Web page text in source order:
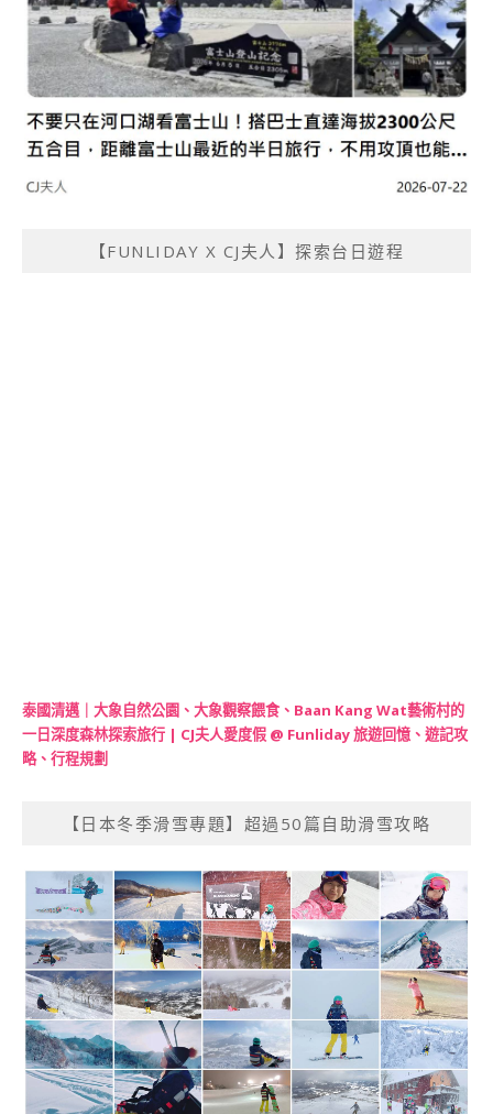
【FUNLIDAY X CJ夫人】探索台日遊程
泰國清邁｜大象自然公園、大象觀察餵食、Baan Kang Wat藝術村的
一日深度森林探索旅行 | CJ夫人愛度假 @ Funliday 旅遊回憶、遊記攻
略、行程規劃
【日本冬季滑雪專題】超過50篇自助滑雪攻略